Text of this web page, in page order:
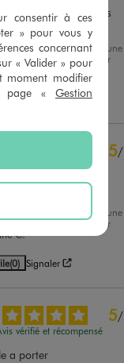
et protège bien les
oreilles du soleil ☀️
du28/06/2026 , suite à une
du15/06/2026
par
G.
(0) Signaler
5/
Avis vérifié et récompensé
, suite à une
du23/05/2026
par
C.
(0) Signaler
5/
vérifié et récompensé
a porter
consentir à ces
» pour vous y
concernant
« Valider » pour
moment modifier
page « Gestion